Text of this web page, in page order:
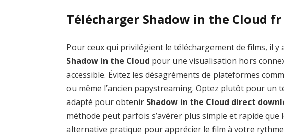
Télécharger Shadow in the Cloud fr
Pour ceux qui privilégient le téléchargement de films, il
Shadow in the Cloud pour une visualisation hors
accessible. Évitez les désagréments de plateformes
ou même l’ancien papystreaming. Optez plutôt pour un
adapté pour obtenir Shadow in the Cloud direct
méthode peut parfois s’avérer plus simple et rapide
alternative pratique pour apprécier le film à votre